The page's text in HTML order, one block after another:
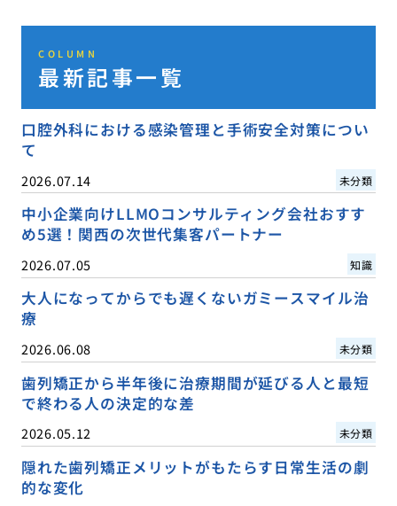
COLUMN
最新記事一覧
口腔外科における感染管理と手術安全対策につい
て
2026.07.14 未分類
中小企業向けLLMOコンサルティング会社おすす
め5選！関西の次世代集客パートナー
2026.07.05 知識
大人になってからでも遅くないガミースマイル治
療
2026.06.08 未分類
歯列矯正から半年後に治療期間が延びる人と最短
で終わる人の決定的な差
2026.05.12 未分類
隠れた歯列矯正メリットがもたらす日常生活の劇
的な変化